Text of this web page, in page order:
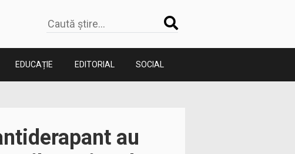
EDUCAȚIE EDITORIAL SOCIAL
au